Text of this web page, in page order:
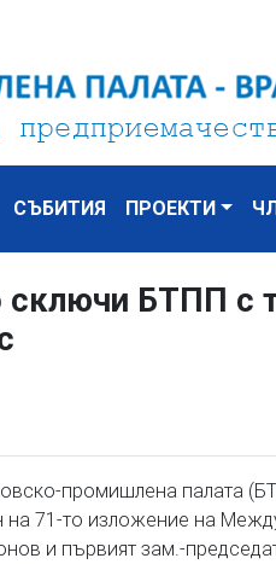
СЪБИТИЯ ПРОЕКТИ
сключи БТПП с
промишлена палата
71-то изложение на
и първият зам.-